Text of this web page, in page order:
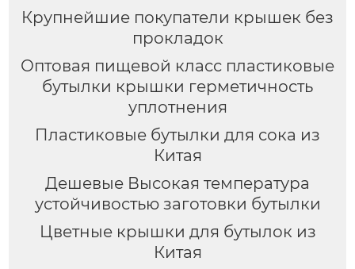
Крупнейшие покупатели крышек без
прокладок
Оптовая пищевой класс пластиковые
бутылки крышки герметичность
уплотнения
Пластиковые бутылки для сока из
Китая
Дешевые Высокая температура
устойчивостью заготовки бутылки
Цветные крышки для бутылок из
Китая